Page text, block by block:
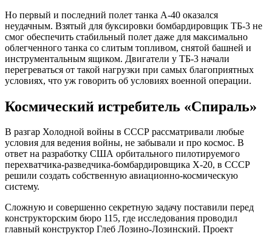
Но первый и последний полет танка А-40 оказался
неудачным. Взятый для буксировки бомбардировщик ТБ-3 не
смог обеспечить стабильный полет даже для максимально
облегченного танка со слитым топливом, снятой башней и
инструментальным ящиком. Двигатели у ТБ-3 начали
перегреваться от такой нагрузки при самых благоприятных
условиях, что уж говорить об условиях военной операции.
Космический истребитель «Спираль»
В разгар Холодной войны в СССР рассматривали любые
условия для ведения войны, не забывали и про космос. В
ответ на разработку США орбитального пилотируемого
перехватчика-разведчика-бомбардировщика X-20, в СССР
решили создать собственную авиационно-космическую
систему.
Сложную и совершенно секретную задачу поставили перед
конструкторским бюро 115, где исследования проводил
главный конструктор Глеб Лозино-Лозинский. Проект